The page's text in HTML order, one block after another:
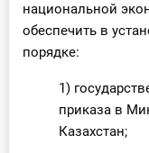
Учет по
Юридический
Интернет-
национальной
обеспечить в
порядке:
1)
приказа в
Казахстан;